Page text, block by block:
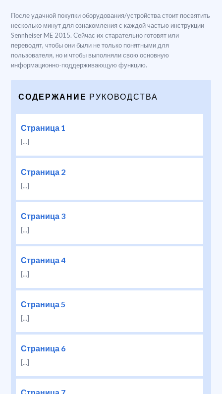
После удачной покупки оборудования/устройства стоит посвятить
несколько минут для ознакомления с каждой частью инструкции
Sennheiser ME 2015. Сейчас их старательно готовят или
переводят, чтобы они были не только понятными для
пользователя, но и чтобы выполняли свою основную
информационно-поддерживающую функцию.
СОДЕРЖАНИЕ РУКОВОДСТВА
Страница 1
[...]
Страница 2
[...]
Страница 3
[...]
Страница 4
[...]
Страница 5
[...]
Страница 6
[...]